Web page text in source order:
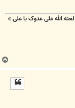
الله علی عدوک یا علی »
ب
ا